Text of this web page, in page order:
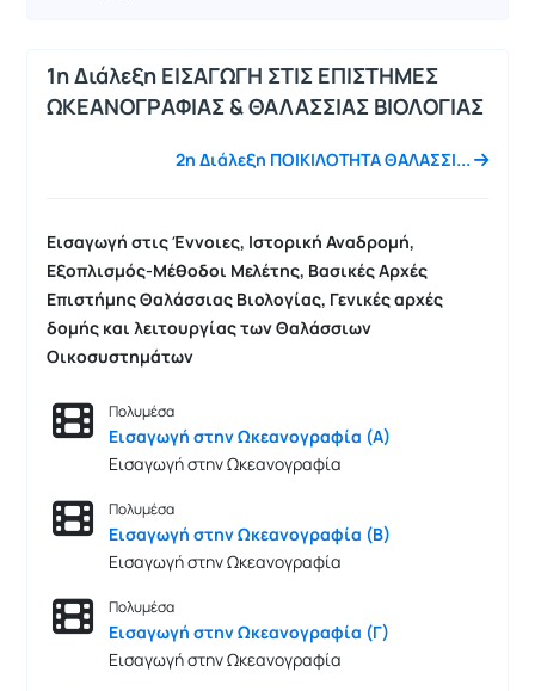
1η Διάλεξη ΕΙΣΑΓΩΓΗ ΣΤΙΣ ΕΠΙΣΤΗΜΕΣ
ΩΚΕΑΝΟΓΡΑΦΙΑΣ & ΘΑΛΑΣΣΙΑΣ ΒΙΟΛΟΓΙΑΣ
2η Διάλεξη ΠΟΙΚΙΛΟΤΗΤΑ ΘΑΛΑΣΣΙ...
Εισαγωγή στις Έννοιες, Ιστορική Αναδρομή,
Εξοπλισμός-Μέθοδοι Μελέτης, Βασικές Αρχές
Επιστήμης Θαλάσσιας Βιολογίας, Γενικέςαρχές
δομής και λειτουργίαςτωνΘαλάσσιων
Οικοσυστημάτων
Πολυμέσα
Εισαγωγή στην Ωκεανογραφία (Α)
Εισαγωγή στην Ωκεανογραφία
Πολυμέσα
Εισαγωγή στην Ωκεανογραφία (Β)
Εισαγωγή στην Ωκεανογραφία
Πολυμέσα
Εισαγωγή στην Ωκεανογραφία (Γ)
Εισαγωγή στην Ωκεανογραφία